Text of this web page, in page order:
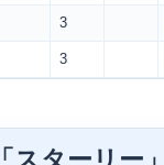
3
3
スターリー